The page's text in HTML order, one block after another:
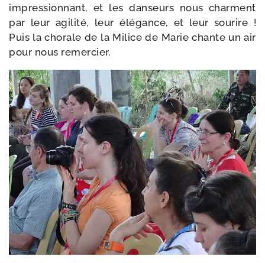
impres­sion­nant, et les dan­seurs nous charment
par leur agi­li­té, leur élé­gance, et leur sou­rire !
Puis la cho­rale de la Milice de Marie chante un air
pour nous remercier.